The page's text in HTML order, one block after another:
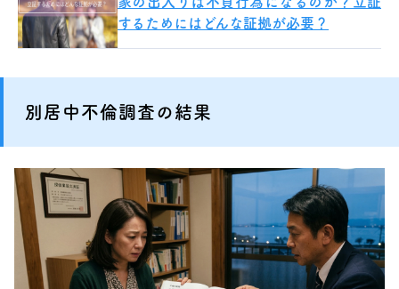
するためにはどんな証拠が必要？
別居中不倫調査の結果